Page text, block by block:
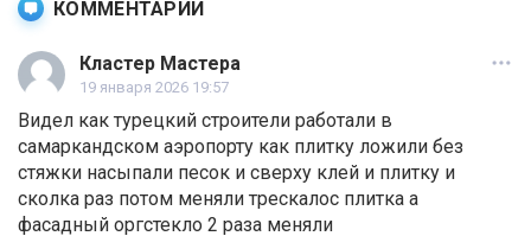
КОММЕНТАРИИ
Кластер Мастера
19 января 2026 19:57
Видел как турецкий строители работали в
самаркандском аэропорту как плитку ложили без
стяжки насыпали песок и сверху клей и плитку и
сколка раз потом меняли трескалос плитка а
фасадный оргстекло 2 раза меняли